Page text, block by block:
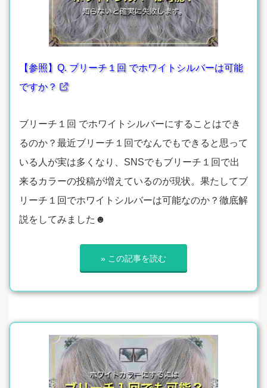
【参照】Q. ブリーチ１回 でホワイトシルバーは可能
ですか？
ブリーチ１回 でホワイトシルバーにすることはでき
るのか？最近ブリーチ１回でなんでもできると思って
いる人が実は多くなり、SNSでもブリーチ１回で出
来るカラーの投稿が増えているのが現状。果たしてブ
リーチ１回でホワイトシルバーは可能なのか？徹底解
説をしてみました☻
» この記事を読む